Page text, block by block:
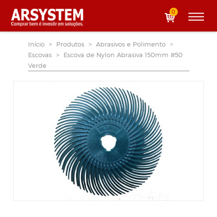
0
Início > Produtos > Abrasivos e Polimento >
Escovas >
Escova de Nylon Abrasiva 150mm #50
Verde